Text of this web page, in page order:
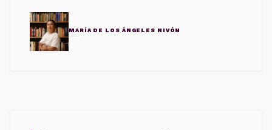
MARÍA DE LOS ÁNGELES NIVÓN